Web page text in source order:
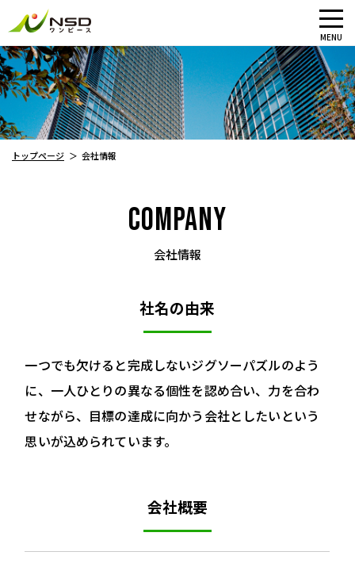
メ
イ
ン
コ
ン
テ
ツ
MENU
トップページ 会社情報
COMPANY
会社情報
社名の由来
一つでも欠けると完成しないジグソーパズルのよう
に、一人ひとりの異なる個性を認め合い、力を合わ
せながら、目標の達成に向かう会社としたいという
思いが込められています。
会社概要